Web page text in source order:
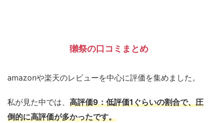
獺祭の口コミまとめ
amazonや楽天のレビューを中心に評価を集めました。
私が見た中では、 高評価9：低評価1ぐらいの割合で、圧
倒的に高評価が多かったです。